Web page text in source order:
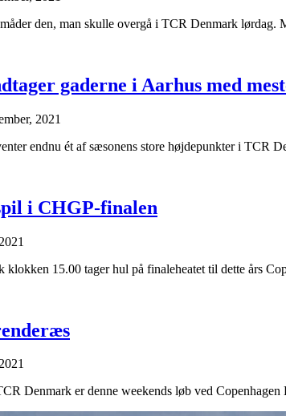
den, man skulle overgå i TCR Denmark lørdag.
gaderne i Aarhus med
2021
endnu ét af sæsonens store højdepunkter i TCR
i CHGP-finalen
15.00 tager hul på finaleheatet til dette års
Denmark er denne weekends løb ved